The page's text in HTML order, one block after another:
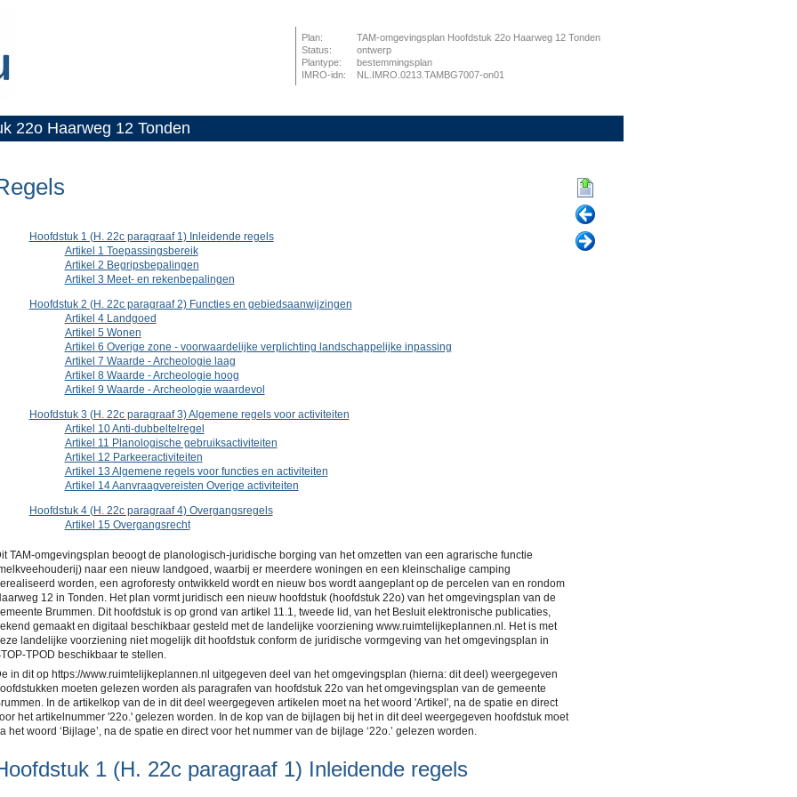
22o Haarweg 12 Tonden
Plan:
TAM-omgevingsplan Hoofdstuk 22o Haarweg 12 Tonden
Status:
ontwerp
Plantype:
bestemmingsplan
IMRO-idn:
NL.IMRO.0213.TAMBG7007-on01
Hoofdstuk 1 (H. 22c paragraaf 1) Inleidende regels
Artikel 1 Toepassingsbereik
Artikel 2 Begripsbepalingen
Artikel 3 Meet- en rekenbepalingen
Hoofdstuk 2 (H. 22c paragraaf 2) Functies en gebiedsaanwijzingen
Artikel 4 Landgoed
Artikel 5 Wonen
Artikel 6 Overige zone - voorwaardelijke verplichting landschappelijke inpassing
Artikel 7 Waarde - Archeologie laag
Artikel 8 Waarde - Archeologie hoog
Artikel 9 Waarde - Archeologie waardevol
Hoofdstuk 3 (H. 22c paragraaf 3) Algemene regels voor activiteiten
Artikel 10 Anti-dubbeltelregel
Artikel 11 Planologische gebruiksactiviteiten
Artikel 12 Parkeeractiviteiten
Artikel 13 Algemene regels voor functies en activiteiten
Artikel 14 Aanvraagvereisten Overige activiteiten
Hoofdstuk 4 (H. 22c paragraaf 4) Overgangsregels
Artikel 15 Overgangsrecht
TAM-omgevingsplan beoogt de planologisch-juridische borging van het omzetten van een agrarische functie
naar een nieuw landgoed, waarbij er meerdere woningen en een kleinschalige camping
worden, een agroforesty ontwikkeld wordt en nieuw bos wordt aangeplant op de percelen van en rondom
12 in Tonden. Het plan vormt juridisch een nieuw hoofdstuk (hoofdstuk 22o) van het omgevingsplan van de
Brummen. Dit hoofdstuk is op grond van artikel 11.1, tweede lid, van het Besluit elektronische publicaties,
gemaakt en digitaal beschikbaar gesteld met de landelijke voorziening www.ruimtelijkeplannen.nl. Het is met
landelijke voorziening niet mogelijk dit hoofdstuk conform de juridische vormgeving van het omgevingsplan in
TPOD beschikbaar te stellen.
in dit op https://www.ruimtelijkeplannen.nl uitgegeven deel van het omgevingsplan (hierna: dit deel) weergegeven
moeten gelezen worden als paragrafen van hoofdstuk 22o van het omgevingsplan van de gemeente
In de artikelkop van de in dit deel weergegeven artikelen moet na het woord 'Artikel', na de spatie en direct
het artikelnummer '22o.' gelezen worden. In de kop van de bijlagen bij het in dit deel weergegeven hoofdstuk moet
het woord ‘Bijlage’, na de spatie en direct voor het nummer van de bijlage ‘22o.’ gelezen worden.
1 (H. 22c paragraaf 1) Inleidende regels